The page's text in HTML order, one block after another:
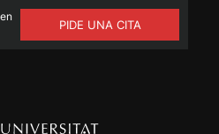
PIDE UNA CITA